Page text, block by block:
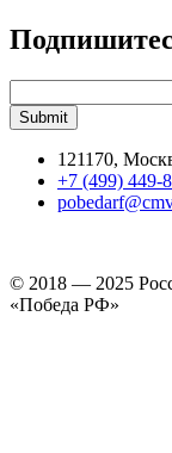
121170,
+7 (499) 449-
© 2018 — 2025
«Победа РФ»